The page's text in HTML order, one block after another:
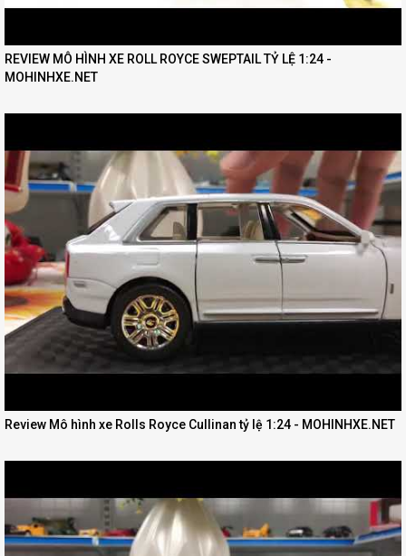
REVIEW MÔ HÌNH XE ROLL ROYCE SWEPTAIL TỶ LỆ 1:24 -
MOHINHXE.NET
Review Mô hình xe Rolls Royce Cullinan tỷ lệ 1:24 - MOHINHXE.NET